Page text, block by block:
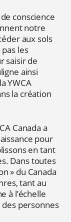
conscience
notre
aux sols
les
saisir de
ainsi
YWCA
la création
Canada a
pour
en tant
Dans toutes
» du Canada
tant au
à l’échelle
personnes